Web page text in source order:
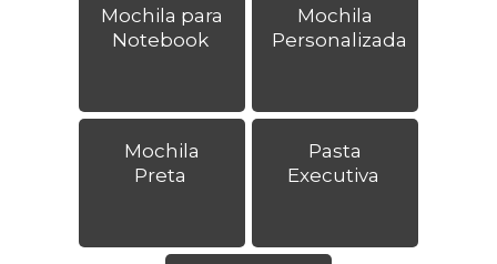
Mochila para
Notebook
Mochila
Personalizada
Mochila
Preta
Pasta
Executiva